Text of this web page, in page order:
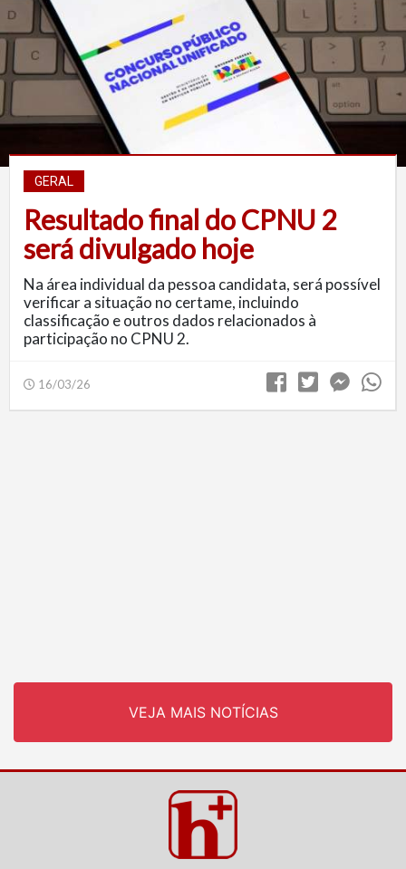
GERAL
Resultado final do CPNU 2
será divulgado hoje
Na área individual da pessoa candidata, será possível
verificar a situação no certame, incluindo
classificação e outros dados relacionados à
participação no CPNU 2.
16/03/26
VEJA MAIS NOTÍCIAS